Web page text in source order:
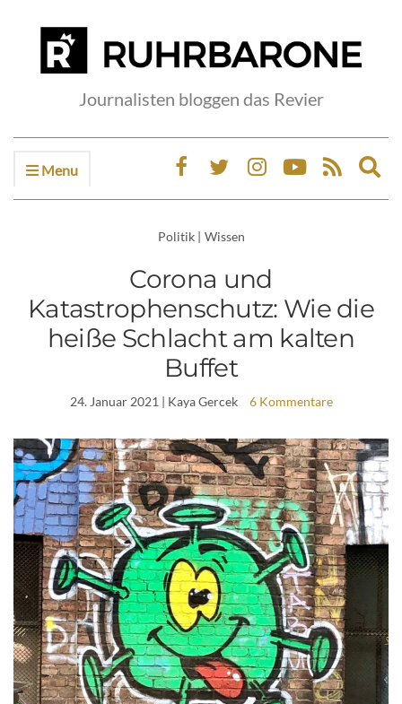
Journalisten bloggen das Revier
Menu
Politik | Wissen
Corona und
Katastrophenschutz: Wie die
heiße Schlacht am kalten
Buffet
24. Januar 2021 | Kaya Gercek 6 Kommentare